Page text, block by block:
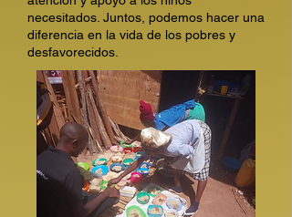
necesitados. Juntos, podemos hacer una
diferencia en la vida de los pobres y
desfavorecidos.